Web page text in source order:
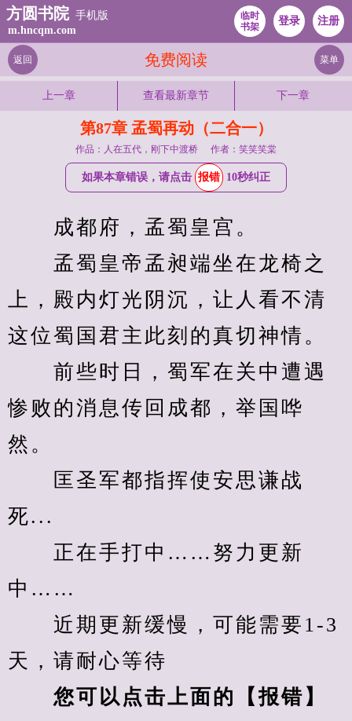
方圆书院 手机版
m.hncqm.com
临时
书架
登录 注册
免费阅读
返回 菜单
上一章 查看最新章节 下一章
第87章 孟蜀再动（二合一）
作品：人在五代，刚下中渡桥 作者：笑笑笑棠
如果本章错误，请点击 报错 10秒纠正
成都府，孟蜀皇宫。
孟蜀皇帝孟昶端坐在龙椅之
上，殿内灯光阴沉，让人看不清
这位蜀国君主此刻的真切神情。
前些时日，蜀军在关中遭遇
惨败的消息传回成都，举国哗
然。
匡圣军都指挥使安思谦战
死...
正在手打中……努力更新
中……
近期更新缓慢，可能需要1-3
天，请耐心等待
您可以点击上面的【报错】